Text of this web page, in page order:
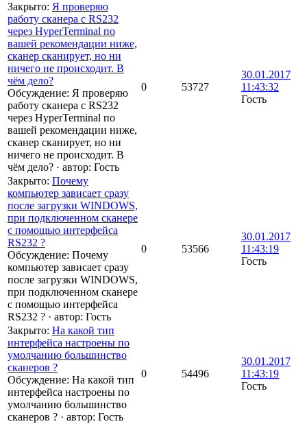
Закрыто: Я проверяю
работу сканера с RS232
через HyperTerminal по
вашей рекомендации ниже,
сканер сканирует, но ни
ничего не происходит. В
чём дело?
Обсуждение: Я проверяю
работу сканера с RS232
через HyperTerminal по
вашей рекомендации ниже,
сканер сканирует, но ни
ничего не происходит. В
чём дело? · автор: Гость
0 53727
30.01.2017
11:43:32
Гость
Закрыто: Почему
компьютер зависает сразу
после загрузки WINDOWS,
при подключенном сканере
c помощью интерфейса
RS232 ?
Обсуждение: Почему
компьютер зависает сразу
после загрузки WINDOWS,
при подключенном сканере
c помощью интерфейса
RS232 ? · автор: Гость
0 53566
30.01.2017
11:43:19
Гость
Закрыто: На какой тип
интерфейса настроены по
умолчанию большинство
сканеров ?
Обсуждение: На какой тип
интерфейса настроены по
умолчанию большинство
сканеров ? · автор: Гость
0 54496
30.01.2017
11:43:19
Гость